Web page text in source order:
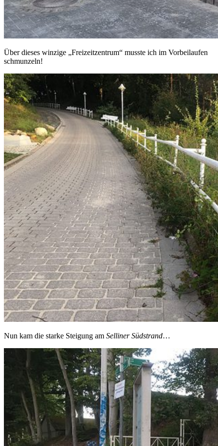
Über dieses winzige „Freizeitzentrum“ musste ich im Vorbeilaufen
schmunzeln!
Nun kam die starke Steigung am Selliner Südstrand…